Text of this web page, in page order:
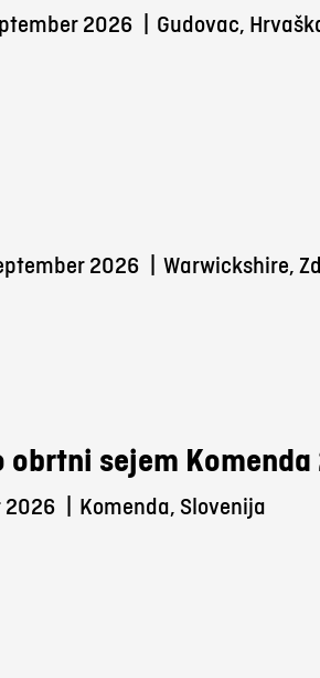
2026 Gudovac,
2026 Warwickshire,
sejem
2026 Komenda, Slovenija